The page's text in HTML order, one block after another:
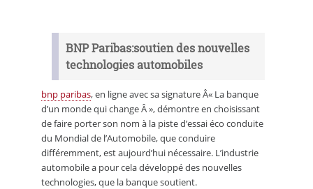
BNP Paribas:soutien des nouvelles
technologies automobiles
bnp paribas, en ligne avec sa signature Â« La banque
d’un monde qui change Â », démontre en choisissant
de faire porter son nom à la piste d’essai éco conduite
du Mondial de l’Automobile, que conduire
différemment, est aujourd’hui nécessaire. L’industrie
automobile a pour cela développé des nouvelles
technologies, que la banque soutient.